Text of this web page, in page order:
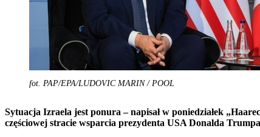
fot. PAP/EPA/LUDOVIC MARIN / POOL
Sytuacja Izraela jest ponura – napisał w poniedziałek
częściowej stracie wsparcia prezydenta USA Donalda